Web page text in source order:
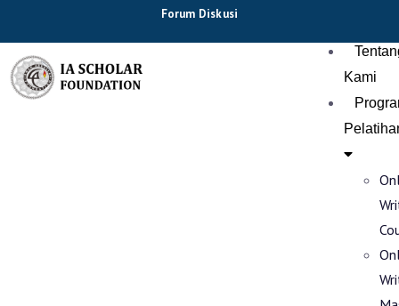
Forum Diskusi
Kami